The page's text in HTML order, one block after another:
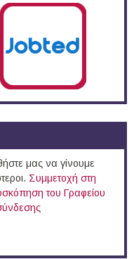
μας να γίνουμε
Συμμετοχή στη
του Γραφείου